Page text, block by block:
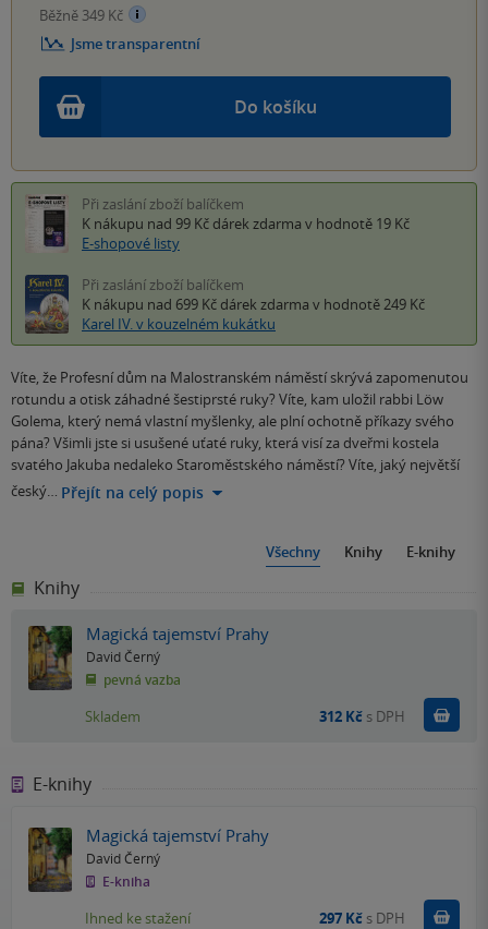
Do košíku
Běžně 349 Kč
Jsme transparentní
Při zaslání zboží balíčkem
K nákupu nad 99 Kč dárek zdarma v hodnotě 19 Kč
E-shopové listy
Při zaslání zboží balíčkem
K nákupu nad 699 Kč dárek zdarma v hodnotě 249 Kč
Karel IV. v kouzelném kukátku
Víte, že Profesní dům na Malostranském náměstí skrývá zapomenutou
rotundu a otisk záhadné šestiprsté ruky? Víte, kam uložil rabbi Löw
Golema, který nemá vlastní myšlenky, ale plní ochotně příkazy svého
pána? Všimli jste si usušené uťaté ruky, která visí za dveřmi kostela
svatého Jakuba nedaleko Staroměstského náměstí? Víte, jaký největší
český… Přejít na celý popis
Všechny Knihy E-knihy
Knihy
Magická tajemství Prahy
David Černý
pevná vazba
Skladem 312 Kč s DPH
E-knihy
Magická tajemství Prahy
David Černý
E-kniha
Ihned ke stažení 297 Kč s DPH Koupit